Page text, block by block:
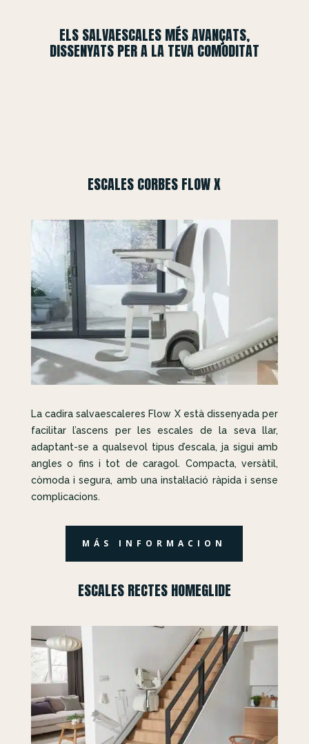
ELS SALVAESCALES MÉS AVANÇATS,
DISSENYATS PER A LA TEVA COMODITAT
ESCALES CORBES FLOW X
La cadira salvaescaleres Flow X està dissenyada per
facilitar l’ascens per les escales de la seva llar,
adaptant-se a qualsevol tipus d’escala, ja sigui amb
angles o fins i tot de caragol. Compacta, versàtil,
còmoda i segura, amb una instal·lació ràpida i sense
complicacions.
MÁS INFORMACION
ESCALES RECTES HOMEGLIDE